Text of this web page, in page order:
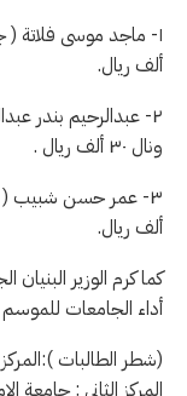
ألف ريال.
٢- عبدالرحيم بندر
ونال ٣٠ ألف ريال .
ألف ريال.
كما كرم الوزير البنيان
أداء الجامعات للموسم 14 وهم :
(شطر الطالبات ):
المركز الثاني : جامعة